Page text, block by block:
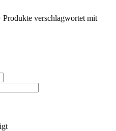
Produkte verschlagwortet mit